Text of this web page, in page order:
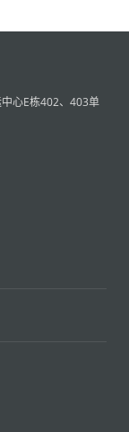
心E栋402、403单